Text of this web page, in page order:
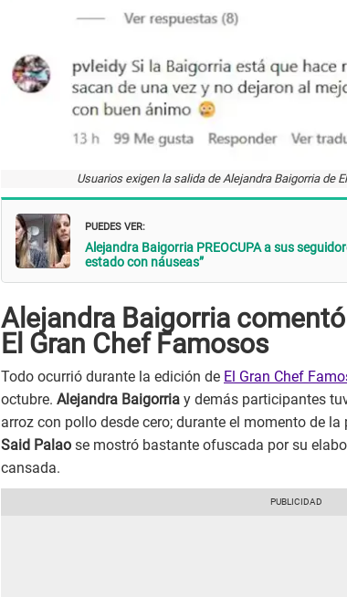
Usuarios exigen la salida de Alejandra Baigorria de
PUEDES VER:
Alejandra Baigorria PREOCUPA a sus
estado con náuseas”
Alejandra Baigorria
El Gran Chef Famosos
Todo ocurrió durante la edición de El Gran Chef
octubre. Alejandra Baigorria y demás participantes
arroz con pollo desde cero; durante el momento de
Said Palao se mostró bastante ofuscada por su
cansada.